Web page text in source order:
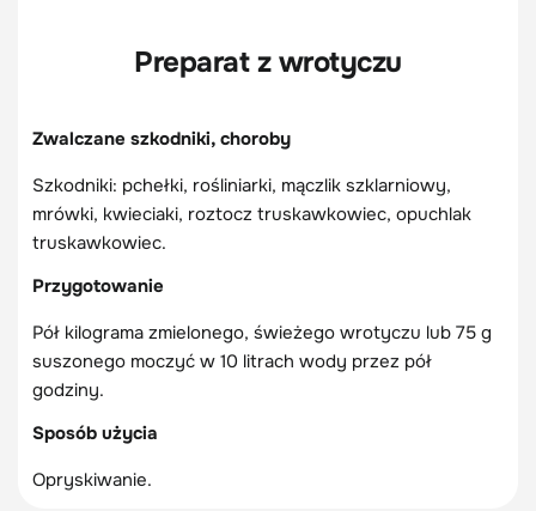
Preparat z wrotyczu
Zwalczane szkodniki, choroby
Szkodniki: pchełki, rośliniarki, mączlik szklarniowy,
mrówki, kwieciaki, roztocz truskawkowiec, opuchlak
truskawkowiec.
Przygotowanie
Pół kilograma zmielonego, świeżego wrotyczu lub 75 g
suszonego moczyć w 10 litrach wody przez pół
godziny.
Sposób użycia
Opryskiwanie.